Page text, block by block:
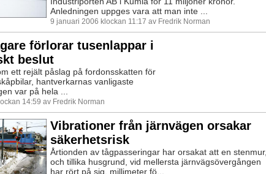
Anledningen uppges vara att man inte ...
9 januari 2006 klockan 11:17 av Fredrik Norman
förlorar tusenlappar i
beslut
ett rejält påslag på fordonsskatten för
hantverkarnas vanligaste
var på hela ...
14:59 av Fredrik Norman
Vibrationer från järnvägen orsakar
säkerhetsrisk
Årtionden av tågpasseringar har orsakat att en stenmur,
och tillika husgrund, vid mellersta järnvägsövergången
har rört på sig, millimeter fö...